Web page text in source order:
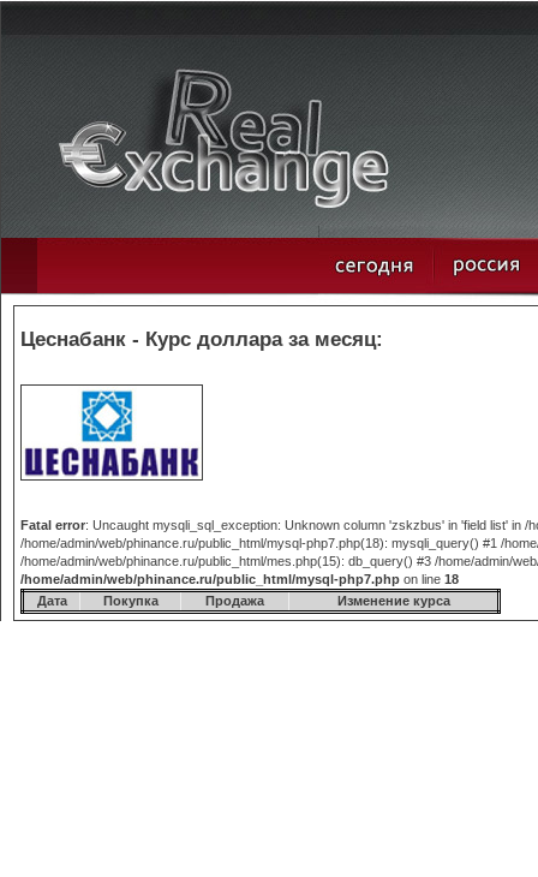
Цеснабанк - Курс доллара за месяц:
Fatal error: Uncaught mysqli_sql_exception: Unknown column 'zskzbus' in 'field list' in
/home/admin/web/phinance.ru/public_html/mysql-php7.php(18): mysqli_query() #1 /
/home/admin/web/phinance.ru/public_html/mes.php(15): db_query() #3 /home/admin/
/home/admin/web/phinance.ru/public_html/mysql-php7.php on line 18
Дата
Покупка Продажа Изменение курса